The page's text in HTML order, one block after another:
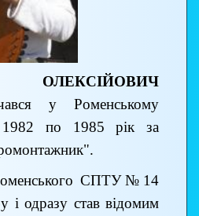
ОЛЕКСІЙОВИЧ
у Роменському
по 1985 рік за
СПТУ№14
і одразу став відомим